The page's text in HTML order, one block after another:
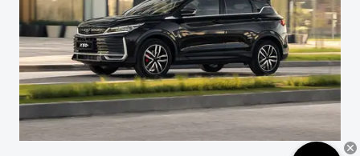
Яркий кроссовер
от 2 219 990 ₽*
В наличии
Автокредит
Трейд-ин
Страхование
Расчет КАСКО
ПОДДЕРЖКА
Гарантия Belgee
Belgee Линк
Belgee Клуб
О дилерском центре
Правовая информация